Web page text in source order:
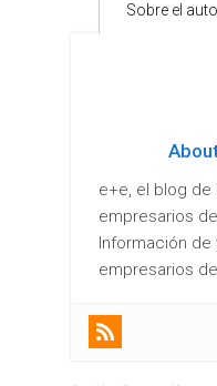
Sobre el
e+e, el blog
empresarios
Información
empresarios